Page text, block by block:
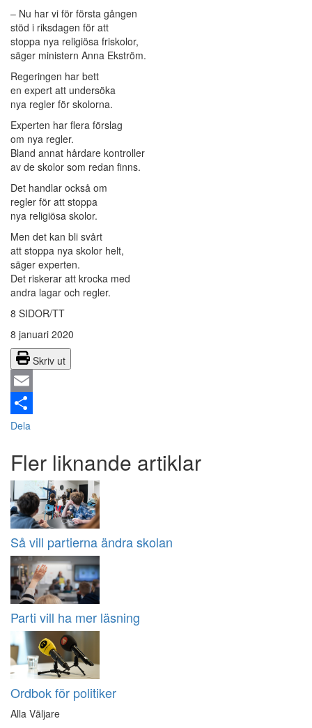
– Nu har vi för första gången
stöd i riksdagen för att
stoppa nya religiösa friskolor,
säger ministern Anna Ekström.
Regeringen har bett
en expert att undersöka
nya regler för skolorna.
Experten har flera förslag
om nya regler.
Bland annat hårdare kontroller
av de skolor som redan finns.
Det handlar också om
regler för att stoppa
nya religiösa skolor.
Men det kan bli svårt
att stoppa nya skolor helt,
säger experten.
Det riskerar att krocka med
andra lagar och regler.
8 SIDOR/TT
8 januari 2020
Skriv ut
Email
Dela
Fler liknande artiklar
Så vill partierna ändra skolan
Parti vill ha mer läsning
Ordbok för politiker
Alla Väljare